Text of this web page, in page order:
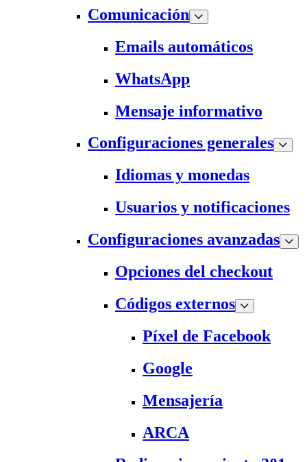
Comunicación
Emails automáticos
WhatsApp
Mensaje informativo
Configuraciones generales
Idiomas y monedas
Usuarios y notificaciones
Configuraciones avanzadas
Opciones del checkout
Códigos externos
Píxel de Facebook
Google
Mensajería
ARCA